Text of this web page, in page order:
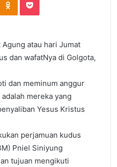
atau hari Jumat
dan wafatNya di Golgota,
dan meminum anggur
mereka yang
Yesus Kristus
perjamuan kudus
Pniel Siniyung
tujuan mengikuti